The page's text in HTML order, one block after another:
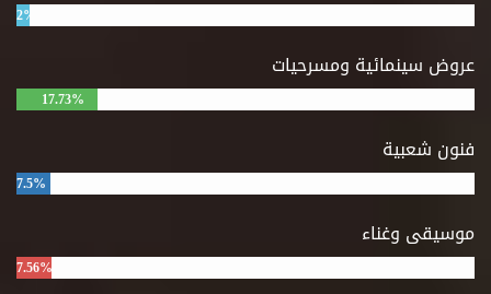
2%
عروض سينمائية ومسرحيات
17.73%
فنون شعبية
7.5%
موسيقى وغناء
7.56%